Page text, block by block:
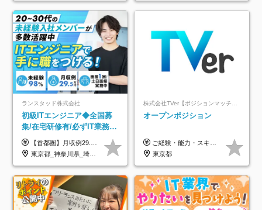
ランスタッド株式会社
初級ITエンジニア◆全国募
集/在宅研修有/必ずIT業務配
属/月収例29.5万円/Web面接
1回/SE
【首都圏】月収例29.5万円（月給26万円＋諸手当） 【東海・関西】月収例28.5万円（月給25万円＋諸手当） 【九州】月収例26万円（月給23万円＋諸手当） ※経験・スキル・前職給与を踏まえ、総合的に判断して決定します。 例：首都圏 月収例31万円（月給27万円＋諸手当） ◆各種手当 ・通勤手当（上限4万円まで） ・残業代手当（1分単位で全額支給） ※固定残業代制は採用しておりません ・深夜勤務手当 ・資格取得支援（ランクに応じてお祝い金1万円～10万円を支給） ◆昇給：年1回 ◆補足 ・研修中1ヶ月間は、時給1670円となります。 ・試用期間6ヶ月あり。その間の待遇に変更はありません。 ※詳細は面接時にご案内します。
東京都_神奈川県_埼玉県_千葉県_大阪府_愛知県_兵庫県_京都府_福岡県
オープンポジション
ご経験・能力・スキル等により、当社基準にて優遇・相談のうえ決定いたします。
東京都